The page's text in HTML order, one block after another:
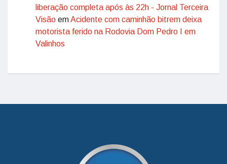
liberação completa após às 22h - Jornal Terceira
Visão emAcidente com caminhão bitrem deixa
motorista ferido na Rodovia Dom Pedro I em
Valinhos